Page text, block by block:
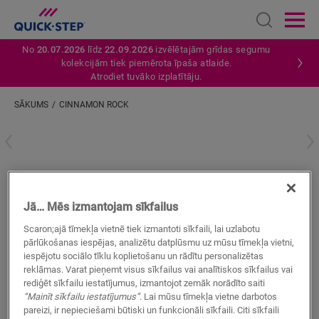
Open
No 20.07.2026 līdz22.09.2026 izvēlētajām grīdas segumu
kolekcijām tiek piemērota īpaša atlaide.
Atrodiet tuvāko izplatītāju.
SĀKUMS CINNAMON ROCK
VINILA AKSESUĀRI INCIZO PROFILS QSVINCP40233
Skaista apdare
Jūsu vinila grīdai
Krāsas pieskaņotas jūsu grīdai
Ņemiet vērā izplešanās savienojumus
Jā… Mēs izmantojam sīkfailus
Scaron;ajā tīmekļa vietnē tiek izmantoti sīkfaili, lai uzlabotu
pārlūkošanas iespējas, analizētu datplūsmu uz mūsu tīmekļa vietni,
iespējotu sociālo tīklu koplietošanu un rādītu personalizētas
reklāmas. Varat pieņemt visus sīkfailus vai analītiskos sīkfailus vai
rediģēt sīkfailu iestatījumus, izmantojot zemāk norādīto saiti
“Mainīt sīkfailu iestatījumus”. Lai mūsu tīmekļa vietne darbotos
pareizi, ir nepieciešami būtiski un funkcionāli sīkfaili. Citi sīkfaili